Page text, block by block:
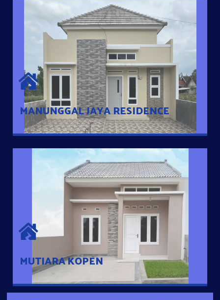
MANUNGGAL JAYA RESIDENCE
MANUNGGAL JAYA RESIDENCE
Cluster Exclusive dengan one Gate System, terdapat taman
mini dan memiliki jarak 200m dari jalan nasional serta dekat
dengan pusat kota
MUTIARA KOPEN
MUTIARA KOPEN
Hunian nyaman dengan suasana pedesaan. 10 menit dari pusat
kota, 2 menit dari Ring Road